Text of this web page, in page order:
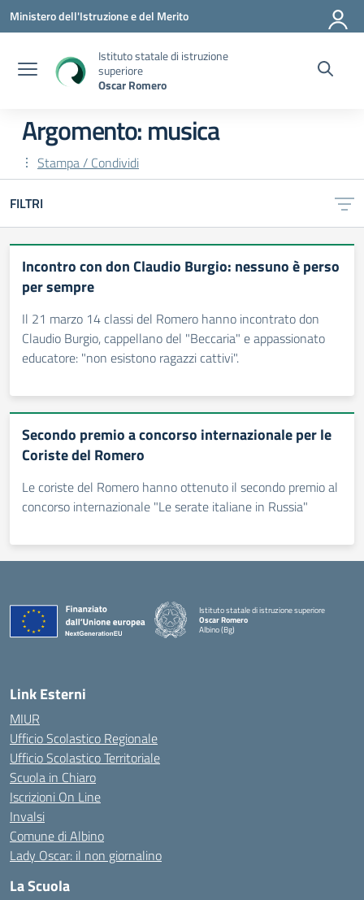
Vai ai contenuti
Vai al menu di navigazione
Vai al footer
Ministero dell'Istruzione e del Merito
Istituto statale di istruzione
superiore
Oscar Romero
Argomento: musica
Stampa / Condividi
FILTRI
Incontro con don Claudio Burgio: nessuno è perso
per sempre
Il 21 marzo 14 classi del Romero hanno incontrato don
Claudio Burgio, cappellano del "Beccaria" e appassionato
educatore: "non esistono ragazzi cattivi".
Secondo premio a concorso internazionale per le
Coriste del Romero
Le coriste del Romero hanno ottenuto il secondo premio al
concorso internazionale "Le serate italiane in Russia"
Istituto statale di istruzione superiore
Oscar Romero
Albino (Bg)
Link Esterni
MIUR
Ufficio Scolastico Regionale
Ufficio Scolastico Territoriale
Scuola in Chiaro
Iscrizioni On Line
Invalsi
Comune di Albino
Lady Oscar: il non giornalino
La Scuola